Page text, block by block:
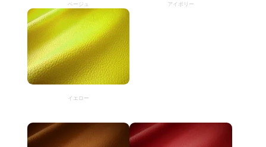
ベージュ アイボリー
イエロー